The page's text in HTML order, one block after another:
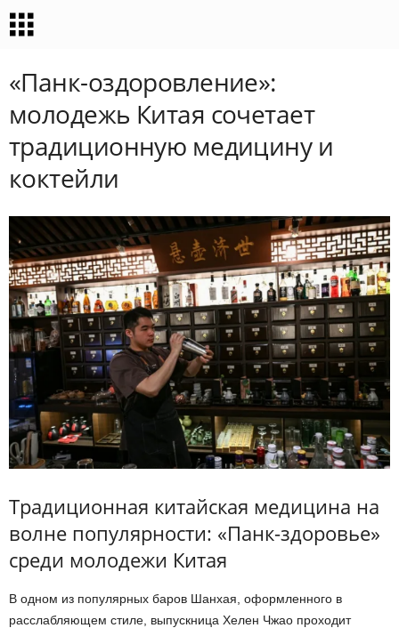
«Панк-оздоровление»:
молодежь Китая сочетает
традиционную медицину и
коктейли
Традиционная китайская медицина на
волне популярности: «Панк-здоровье»
среди молодежи Китая
В одном из популярных баров Шанхая, оформленного в
расслабляющем стиле, выпускница Хелен Чжао проходит